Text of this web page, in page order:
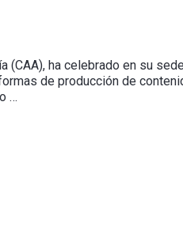
(CAA), ha celebrado en su
de producción de
…